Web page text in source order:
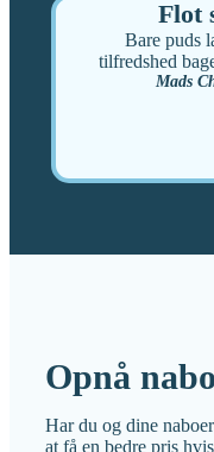
Flot
Bare puds
tilfredshed
Mads
Opnå
Har du og dine
at få en bedre pris